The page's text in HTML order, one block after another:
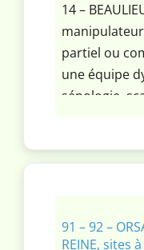
14 –
partiel ou
une équipe
sénologie,
91 – 92 –
REINE, sites